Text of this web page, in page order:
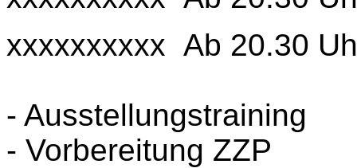
xxxxxxxxxx Ab 20.30
- Ausstellungstraining
- Vorbereitung ZZP